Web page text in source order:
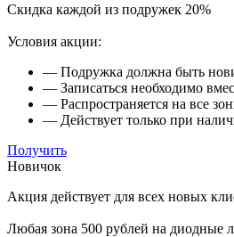
Скидка каждой из подружек 20%
Условия акции:
— Подружка должна быть
— Записаться необходимо
— Распространяется на все
— Действует только при
Получить
Новичок
Акция действует для всех новых
Любая зона 500 рублей на диодные